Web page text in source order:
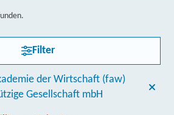
Filter
der Wirtschaft (faw)
Gesellschaft mbH